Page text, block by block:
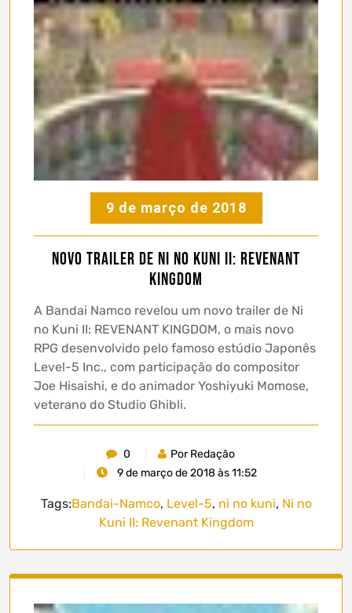
9 de março de 2018
Novo trailer de Ni no Kuni II: Revenant
Kingdom
A Bandai Namco revelou um novo trailer de Ni
no Kuni II: REVENANT KINGDOM, o mais novo
RPG desenvolvido pelo famoso estúdio Japonês
Level-5 Inc., com participação do compositor
Joe Hisaishi, e do animador Yoshiyuki Momose,
veterano do Studio Ghibli.
0
Por Redação
9 de março de 2018 às 11:52
Tags:Bandai-Namco, Level-5, ni no kuni, Ni no
Kuni II: Revenant Kingdom